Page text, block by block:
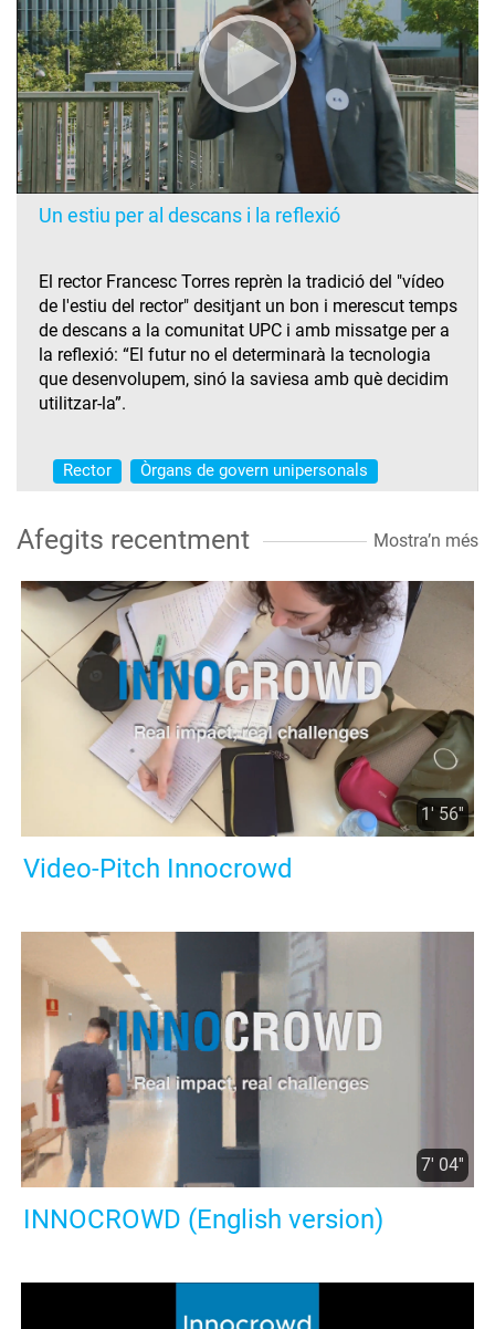
Un estiu per al descans i la reflexió
El rector Francesc Torres reprèn la tradició del "vídeo
de l'estiu del rector" desitjant un bon i merescut temps
de descans a la comunitat UPC i amb missatge per a
la reflexió: “El futur no el determinarà la tecnologia
que desenvolupem, sinó la saviesa amb què decidim
utilitzar-la”.
Rector Òrgans de govern unipersonals
Afegits recentment Mostra’n més
1' 56''
Video-Pitch Innocrowd
7' 04''
INNOCROWD (English version)